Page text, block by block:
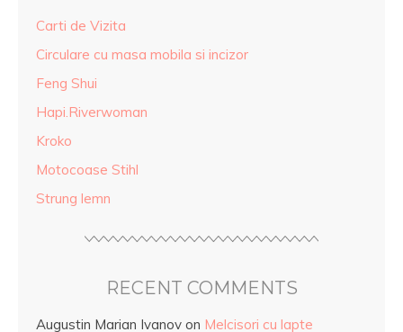
Carti de Vizita
Circulare cu masa mobila si incizor
Feng Shui
Hapi.Riverwoman
Kroko
Motocoase Stihl
Strung lemn
RECENT COMMENTS
Augustin Marian Ivanov on Melcisori cu lapte